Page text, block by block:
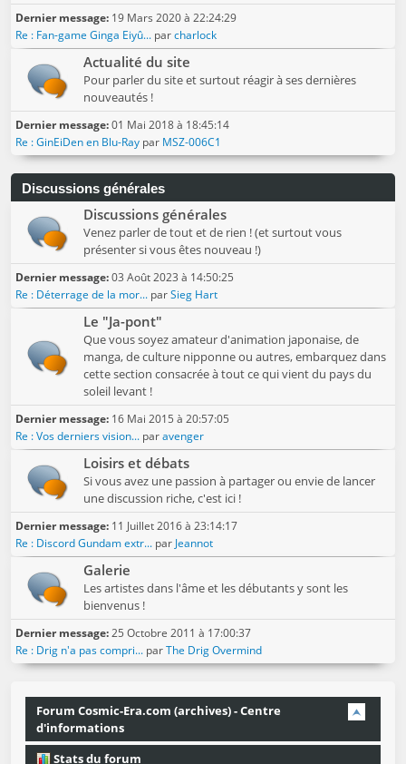
Dernier message: 19 Mars 2020 à 22:24:29
Re : Fan-game Ginga Eiyû... parcharlock
Actualité du site
Pour parler du site et surtout réagir à ses dernières
nouveautés !
Dernier message:01 Mai 2018 à 18:45:14
Re : GinEiDen en Blu-Ray par MSZ-006C1
Discussions générales
Discussions générales
Venez parler de tout et de rien ! (et surtout vous
présenter si vous êtes nouveau !)
Dernier message:03 Août 2023 à 14:50:25
Re : Déterrage de la mor... parSieg Hart
Le "Ja-pont"
Que vous soyez amateur d'animation japonaise, de
manga, de culture nipponne ou autres, embarquez dans
cette section consacrée à tout ce qui vient du pays du
soleil levant !
Dernier message: 16 Mai 2015 à 20:57:05
Re : Vos derniers vision... paravenger
Loisirs et débats
Si vous avez une passion à partager ou envie de lancer
une discussion riche, c'est ici !
Dernier message: 11 Juillet 2016 à 23:14:17
Re : Discord Gundam extr... par Jeannot
Galerie
Les artistes dans l'âme et les débutants y sont les
bienvenus !
Dernier message:25 Octobre 2011 à 17:00:37
Re : Drig n'a pas compri... parThe Drig Overmind
Forum Cosmic-Era.com (archives) - Centre
d'informations
Stats du forum